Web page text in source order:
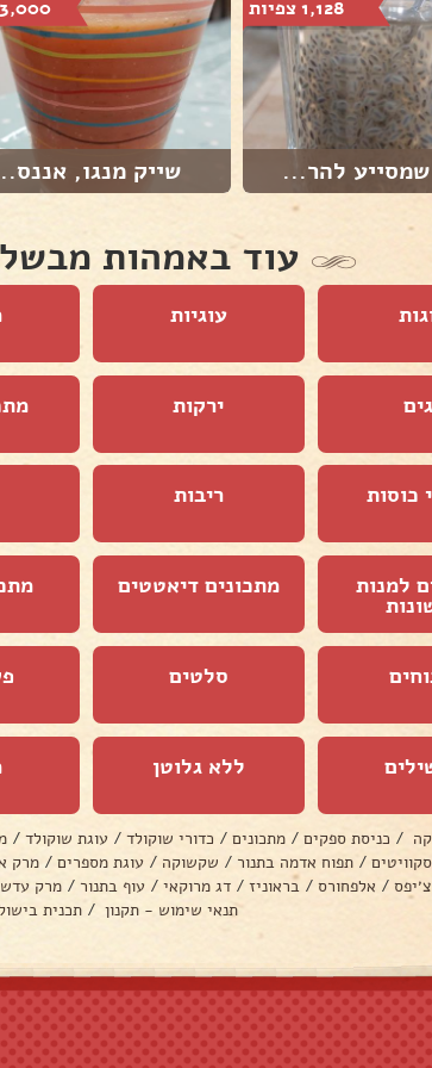
1,128 צפיות
להר...
3,000 צפיות
שייק מנגו,
עוד באמהות
עוגיות
ירקות
כוסות ריבות
למנות מתכונים דיאטטים
סלטים
ללא גלוטן
/ כניסת ספקים / מתכונים / כדורי שוקולד / עוגת שוקולד /
/ תפוח אדמה בתנור / שקשוקה / עוגת מספרים / מרק
/ אלפחורס / בראוניז / דג מרוקאי / עוף בתנור / מרק
תנאי שימוש - תקנון / תכנית